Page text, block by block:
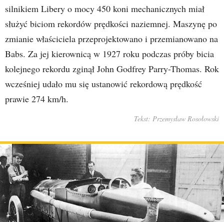
silnikiem Libery o mocy 450 koni mechanicznych miał
służyć biciom rekordów prędkości naziemnej. Maszynę po
zmianie właściciela przeprojektowano i przemianowano na
Babs. Za jej kierownicą w 1927 roku podczas próby bicia
kolejnego rekordu zginął John Godfrey Parry-Thomas. Rok
wcześniej udało mu się ustanowić rekordową prędkość
prawie 274 km/h.
Tekst: Przemysław Rosołowski